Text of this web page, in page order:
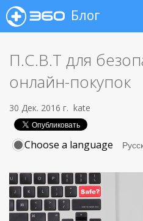
Блог
П.С.В.T для
онлайн-покупок
30 Дек. 2016 г. kate
Choose a language